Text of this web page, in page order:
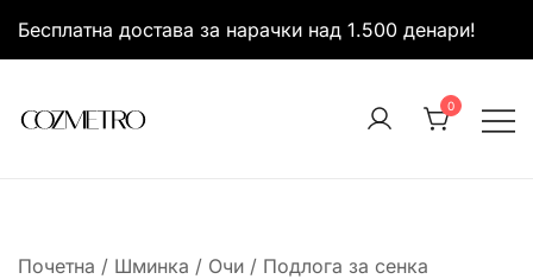
Бесплатна достава за нарачки над 1.500 денари!
0
Почетна / Шминка / Очи / Подлога за сенка